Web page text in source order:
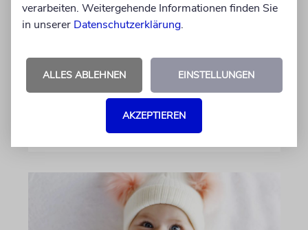
am beliebtesten
Unter den Top Ten sind auch viele Namen
biblischen Ursprungs
von Nicole Dreyfus
04.07.2026
verarbeiten. Weitergehende Informationen finden Sie
in unserer Datenschutzerklärung.
ALLES ABLEHNEN EINSTELLUNGEN
AKZEPTIEREN